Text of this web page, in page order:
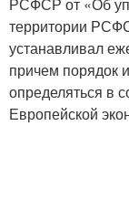
РСФСР от «Об
территории
устанавливал
причем порядок
определяться в
Европейской